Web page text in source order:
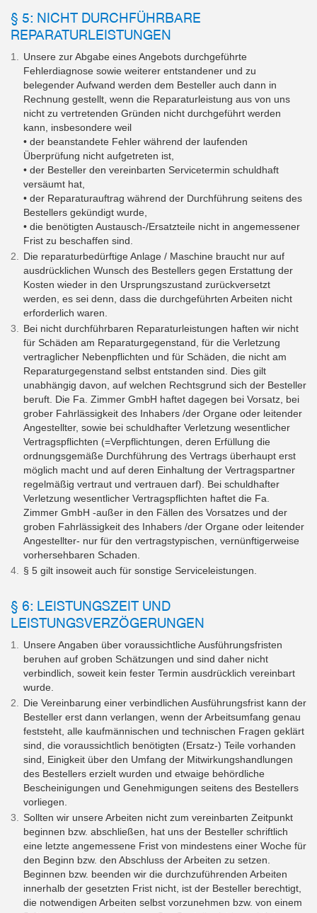
§ 5: NICHT DURCHFÜHRBARE
REPARATURLEISTUNGEN
Unsere zur Abgabe eines Angebots durchgeführte
Fehlerdiagnose sowie weiterer entstandener und zu
belegender Aufwand werden dem Besteller auch dann in
Rechnung gestellt, wenn die Reparaturleistung aus von uns
nicht zu vertretenden Gründen nicht durchgeführt werden
kann, insbesondere weil
• der beanstandete Fehler während der laufenden
Überprüfung nicht aufgetreten ist,
• der Besteller den vereinbarten Servicetermin schuldhaft
versäumt hat,
• der Reparaturauftrag während der Durchführung seitens des
Bestellers gekündigt wurde,
• die benötigten Austausch-/Ersatzteile nicht in angemessener
Frist zu beschaffen sind.
Die reparaturbedürftige Anlage / Maschine braucht nur auf
ausdrücklichen Wunsch des Bestellers gegen Erstattung der
Kosten wieder in den Ursprungszustand zurückversetzt
werden, es sei denn, dass die durchgeführten Arbeiten nicht
erforderlich waren.
​​​​​Bei nicht durchführbaren Reparaturleistungen haften wir nicht
für Schäden am Reparaturgegenstand, für die Verletzung
vertraglicher Nebenpflichten und für Schäden, die nicht am
Reparaturgegenstand selbst entstanden sind. Dies gilt
unabhängig davon, auf welchen Rechtsgrund sich der Besteller
beruft. Die Fa. Zimmer GmbH haftet dagegen bei Vorsatz, bei
grober Fahrlässigkeit des Inhabers /der Organe oder leitender
Angestellter, sowie bei schuldhafter Verletzung wesentlicher
Vertragspflichten (=Verpflichtungen, deren Erfüllung die
ordnungsgemäße Durchführung des Vertrags überhaupt erst
möglich macht und auf deren Einhaltung der Vertragspartner
regelmäßig vertraut und vertrauen darf). Bei schuldhafter
Verletzung wesentlicher Vertragspflichten haftet die Fa.
Zimmer GmbH -außer in den Fällen des Vorsatzes und der
groben Fahrlässigkeit des Inhabers /der Organe oder leitender
Angestellter- nur für den vertragstypischen, vernünftigerweise
vorhersehbaren Schaden.
§ 5 gilt insoweit auch für sonstige Serviceleistungen.
§ 6: LEISTUNGSZEIT UND
LEISTUNGSVERZÖGERUNGEN
Unsere Angaben über voraussichtliche Ausführungsfristen
beruhen auf groben Schätzungen und sind daher nicht
verbindlich, soweit kein fester Termin ausdrücklich vereinbart
wurde.
Die Vereinbarung einer verbindlichen Ausführungsfrist kann der
Besteller erst dann verlangen, wenn der Arbeitsumfang genau
feststeht, alle kaufmännischen und technischen Fragen geklärt
sind, die voraussichtlich benötigten (Ersatz-) Teile vorhanden
sind, Einigkeit über den Umfang der Mitwirkungshandlungen
des Bestellers erzielt wurden und etwaige behördliche
Bescheinigungen und Genehmigungen seitens des Bestellers
vorliegen.
Sollten wir unsere Arbeiten nicht zum vereinbarten Zeitpunkt
beginnen bzw. abschließen, hat uns der Besteller schriftlich
eine letzte angemessene Frist von mindestens einer Woche für
den Beginn bzw. den Abschluss der Arbeiten zu setzen.
Beginnen bzw. beenden wir die durchzuführenden Arbeiten
innerhalb der gesetzten Frist nicht, ist der Besteller berechtigt,
die notwendigen Arbeiten selbst vorzunehmen bzw. von einem